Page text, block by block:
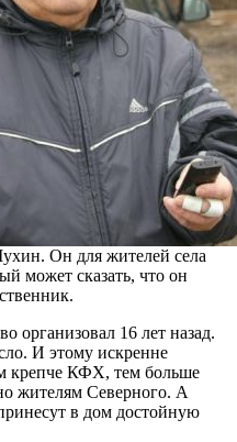
Он для жителей села
может сказать, что он
организовал 16 лет назад.
И этому искренне
крепче КФХ, тем больше
жителям Северного. А
в дом достойную